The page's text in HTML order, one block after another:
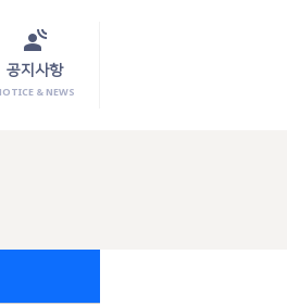
spatial_audio
공지사항
& NEWS